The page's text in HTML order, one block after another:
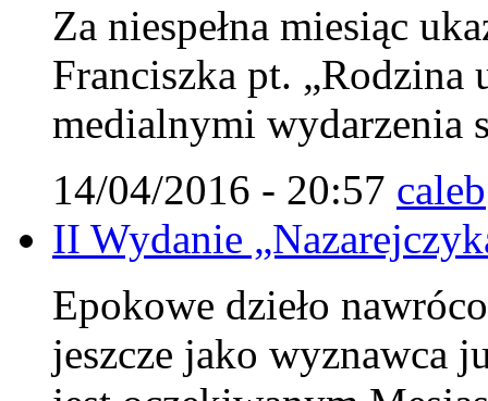
Za niespełna miesiąc
Franciszka pt. „Rodzina
medialnymi wydarzenia
14/04/2016 - 20:57 caleb
II Wydanie
Epokowe dzieło
jeszcze jako wyznawca